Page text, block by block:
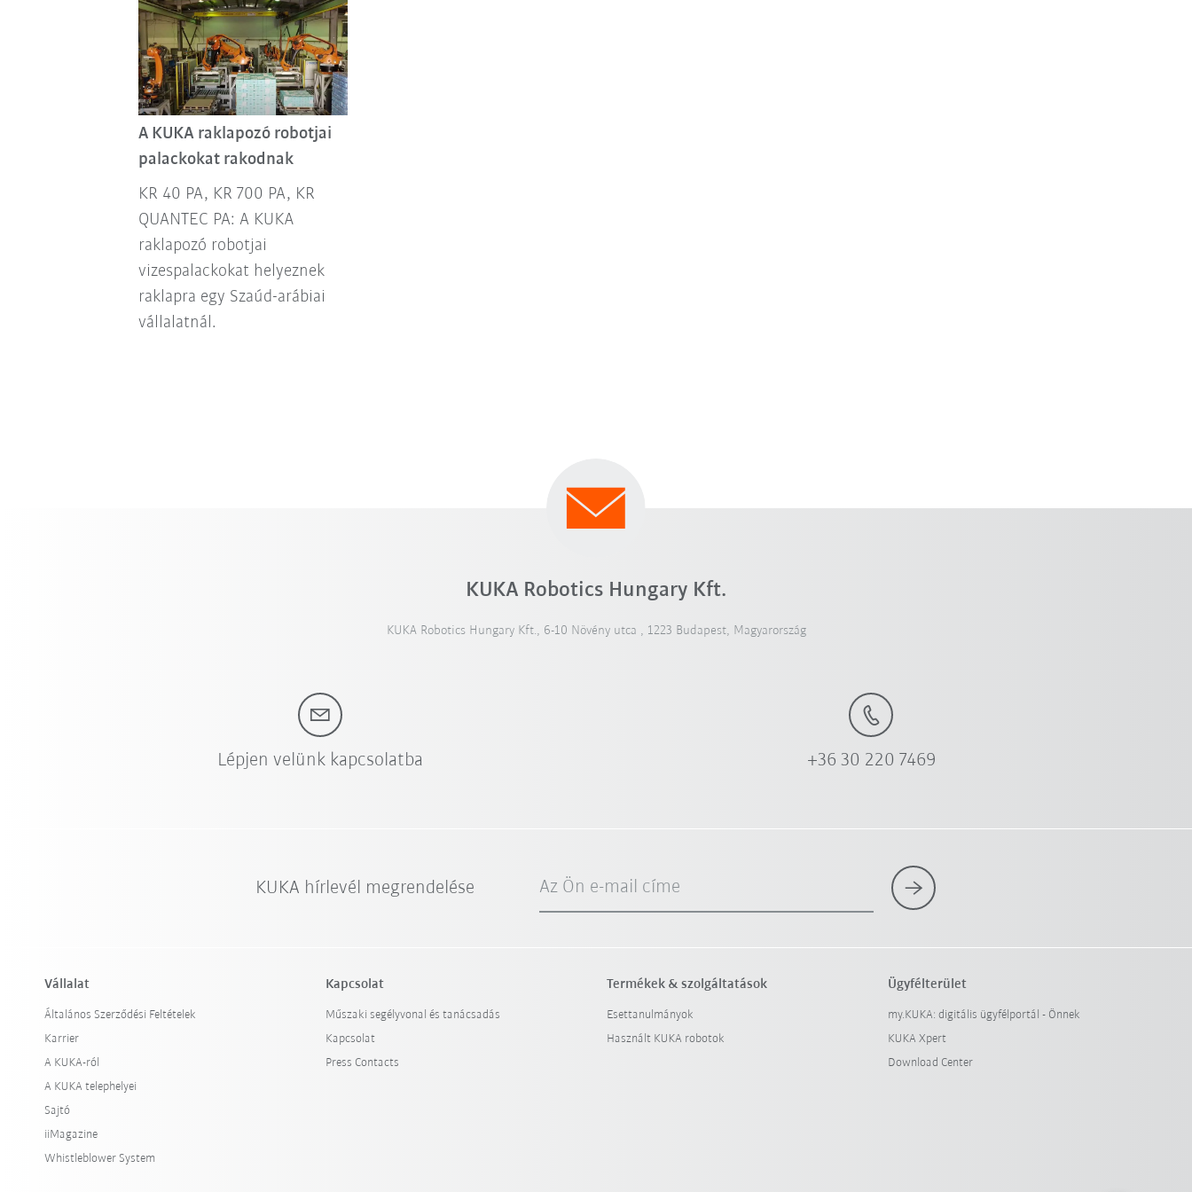
A KUKA raklapozó robotjai
palackokat rakodnak
KR 40 PA, KR 700 PA, KR
QUANTEC PA: A KUKA
raklapozó robotjai
vizespalackokat helyeznek
raklapra egy Szaúd-arábiai
vállalatnál.
KUKA Robotics Hungary Kft.
KUKA Robotics Hungary Kft., 6-10 Növény utca , 1223 Budapest, Magyarország
Lépjen velünk kapcsolatba +36 30 220 7469
KUKA hírlevél megrendelése Az Ön e-mail címe
Vállalat
Általános Szerződési Feltételek
Karrier
A KUKA-ról
A KUKA telephelyei
Sajtó
iiMagazine
Whistleblower System
Kapcsolat
Műszaki segélyvonal és tanácsadás
Kapcsolat
Press Contacts
Termékek & szolgáltatások
Esettanulmányok
Használt KUKA robotok
Ügyfélterület
my.KUKA: digitális ügyfélportál - Önnek
KUKA Xpert
Download Center